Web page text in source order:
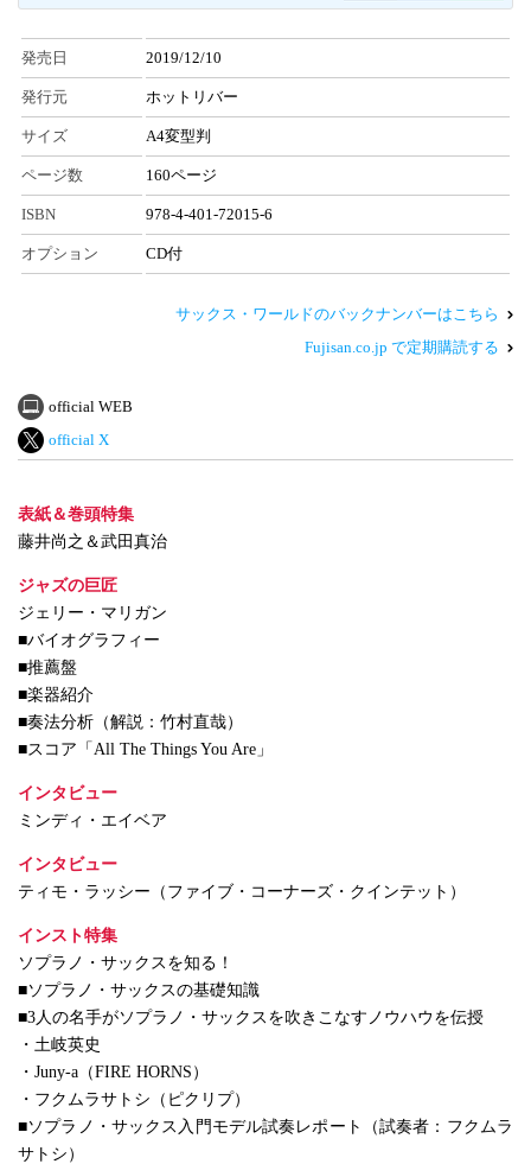
発売日 2019/12/10
発行元 ホットリバー
サイズ A4変型判
ページ数 160ページ
ISBN 978-4-401-72015-6
オプション CD付
サックス・ワールドのバックナンバーはこちら
Fujisan.co.jp で定期購読する
official WEB
official X
表紙＆巻頭特集
藤井尚之＆武田真治
ジャズの巨匠
ジェリー・マリガン
■バイオグラフィー
■推薦盤
■楽器紹介
■奏法分析（解説：竹村直哉）
■スコア「All The Things You Are」
インタビュー
ミンディ・エイベア
インタビュー
ティモ・ラッシー（ファイブ・コーナーズ・クインテット）
インスト特集
ソプラノ・サックスを知る！
■ソプラノ・サックスの基礎知識
■3人の名手がソプラノ・サックスを吹きこなすノウハウを伝授
・土岐英史
・Juny-a（FIRE HORNS）
・フクムラサトシ（ピクリプ）
■ソプラノ・サックス入門モデル試奏レポート（試奏者：フクムラ
サトシ）